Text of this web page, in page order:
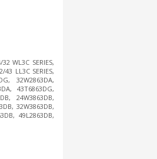
WL3C SERIES,
43 LL3C SERIES,
32W2863DA,
43T6863DG,
24W3863DB,
32W3863DB,
49L2863DB,